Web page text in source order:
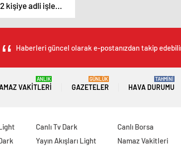
kişiye adli işlem
Haberleri güncel olarak e-postanızdan takip
VAKITLERI
ANLIK
GAZETELER
GÜNLÜK
HAVA DURUMU
TAHMİNİ
Canlı Tv Dark
Yayın Akışları Light
Canlı Borsa
Namaz Vakitleri